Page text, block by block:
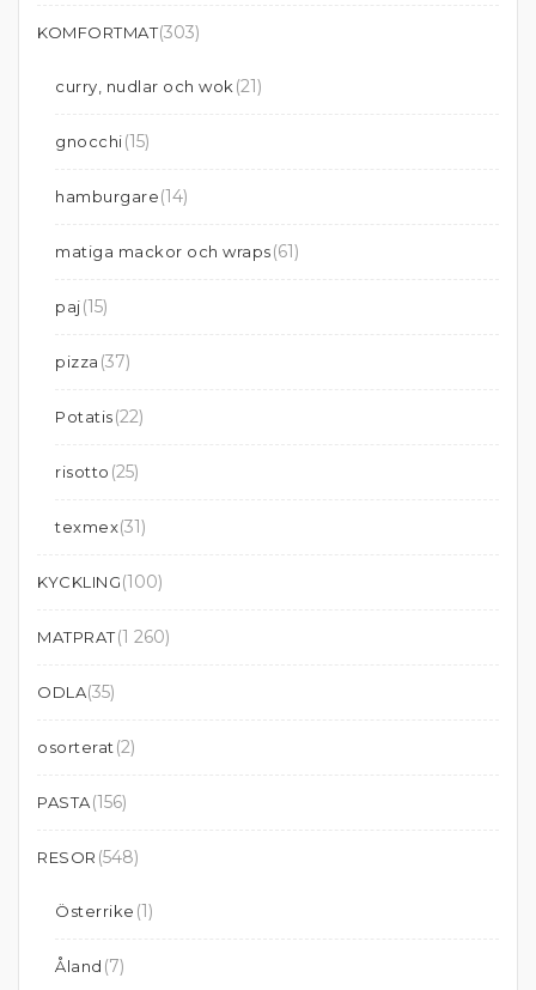
KOMFORTMAT(303)
curry, nudlar och wok (21)
gnocchi(15)
hamburgare(14)
matiga mackor och wraps(61)
paj(15)
pizza (37)
Potatis(22)
risotto (25)
texmex(31)
KYCKLING(100)
MATPRAT(1 260)
ODLA(35)
osorterat (2)
PASTA(156)
RESOR (548)
Österrike (1)
Åland (7)